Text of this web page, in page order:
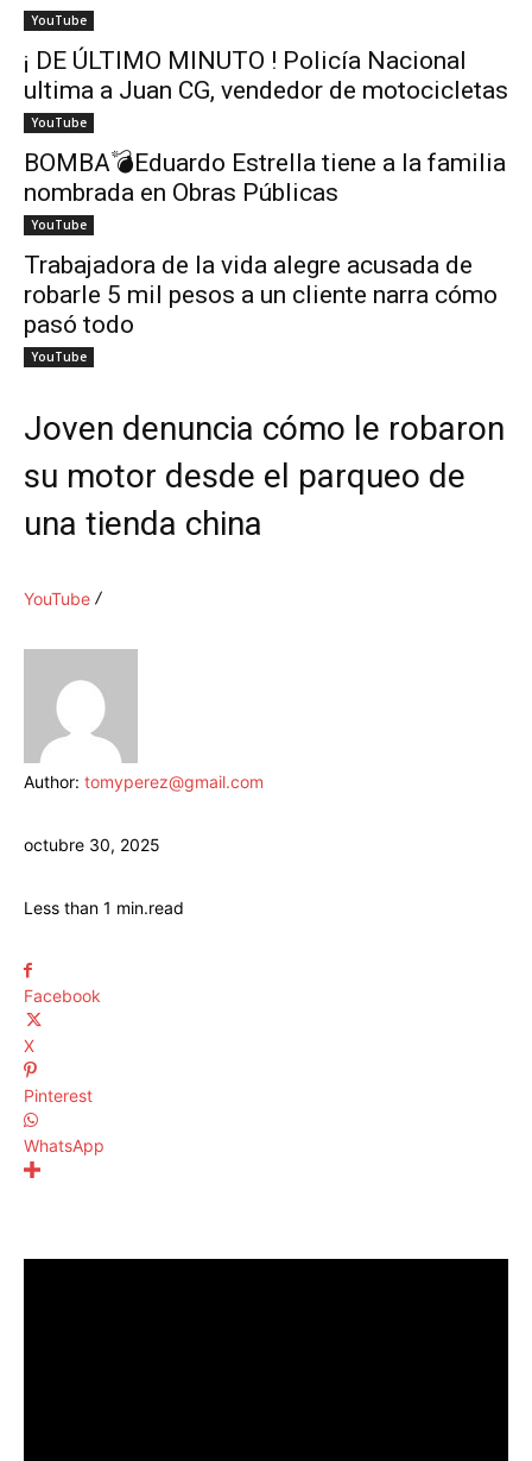
YouTube
¡ DE ÚLTIMO MINUTO ! Policía Nacional
ultima a Juan CG, vendedor de motocicletas
YouTube
BOMBA💣Eduardo Estrella tiene a la familia
nombrada en Obras Públicas
YouTube
Trabajadora de la vida alegre acusada de
robarle 5 mil pesos a un cliente narra cómo
pasó todo
YouTube
Joven denuncia cómo le robaron
su motor desde el parqueo de
una tienda china
YouTube
Author: tomyperez@gmail.com
octubre 30, 2025
Less than 1 min.read
Facebook
X
Pinterest
WhatsApp